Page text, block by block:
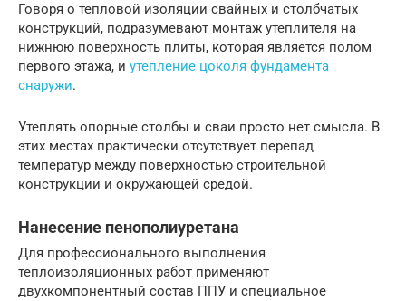
Говоря о тепловой изоляции свайных и столбчатых
конструкций, подразумевают монтаж утеплителя на
нижнюю поверхность плиты, которая является полом
первого этажа, и утепление цоколя фундамента
снаружи.
Утеплять опорные столбы и сваи просто нет смысла. В
этих местах практически отсутствует перепад
температур между поверхностью строительной
конструкции и окружающей средой.
Нанесение пенополиуретана
Для профессионального выполнения
теплоизоляционных работ применяют
двухкомпонентный состав ППУ и специальное